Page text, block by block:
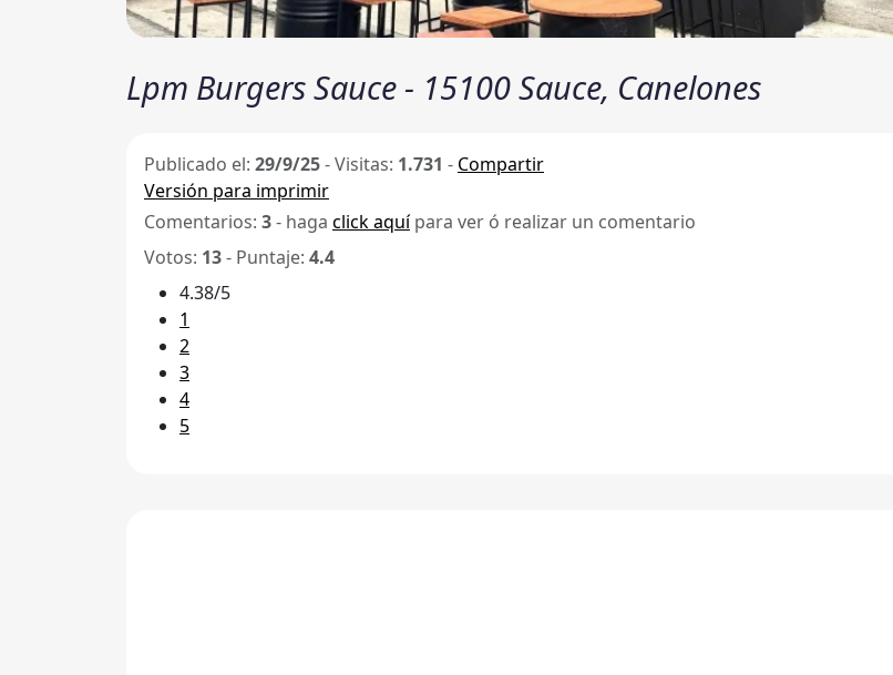
Lpm Burgers Sauce - 15100 Sauce, Canelones
Publicado el: 29/9/25-Visitas: 1.731 - Compartir
Versión para imprimir
Comentarios: 3- haga click aquípara ver ó realizar un comentario
Votos: 13- Puntaje: 4.4
4.38/5
1
2
3
4
5